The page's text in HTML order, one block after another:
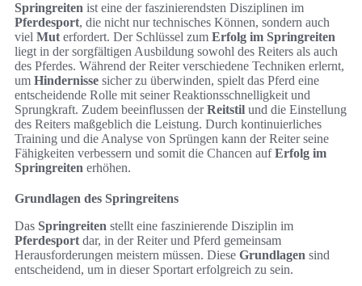
Springreiten ist eine der faszinierendsten Disziplinen im
Pferdesport, die nicht nur technisches Können, sondern auch
viel Mut erfordert. Der Schlüssel zum Erfolg im Springreiten
liegt in der sorgfältigen Ausbildung sowohl des Reiters als auch
des Pferdes. Während der Reiter verschiedene Techniken erlernt,
um Hindernisse sicher zu überwinden, spielt das Pferd eine
entscheidende Rolle mit seiner Reaktionsschnelligkeit und
Sprungkraft. Zudem beeinflussen derReitstil und die Einstellung
des Reiters maßgeblich die Leistung. Durch kontinuierliches
Training und die Analyse von Sprüngen kann der Reiter seine
Fähigkeiten verbessern und somit die Chancen aufErfolg im
Springreiten erhöhen.
Grundlagen des Springreitens
Das Springreiten stellt eine faszinierende Disziplin im
Pferdesport dar, in der Reiter und Pferd gemeinsam
Herausforderungen meistern müssen. Diese Grundlagen sind
entscheidend, um in dieser Sportart erfolgreich zu sein.